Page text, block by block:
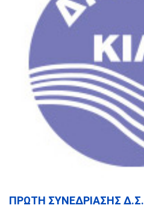
ΠΡΩΤΗ ΣΥΝΕΔΡΙΑΣΗΣ Δ.Σ.